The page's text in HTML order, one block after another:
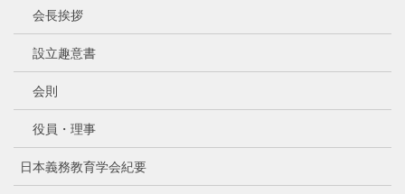
会長挨拶
設立趣意書
会則
役員・理事
日本義務教育学会紀要